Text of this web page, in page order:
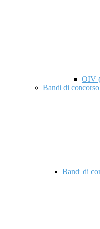
OIV
Bandi di concorso
Bandi di